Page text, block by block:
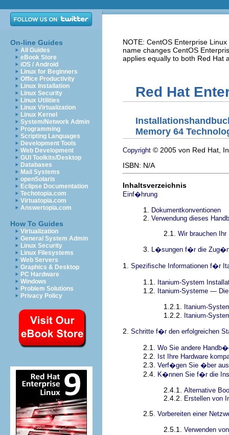
On-line Guides
All Guides
eBook Store
iOS / Android
Linux for Beginners
Office Productivity
Linux Installation
Linux Security
Linux Utilities
Linux Virtualization
Linux Kernel
System/Network Admin
Programming
Scripting Languages
Development Tools
Web Development
GUI Toolkits/Desktop
Databases
Mail Systems
openSolaris
Eclipse Documentation
Techotopia.com
Virtuatopia.com
Answertopia.com
How To Guides
Virtualization
General System Admin
Linux Security
Linux Filesystems
Web Servers
Graphics & Desktop
PC Hardware
Windows
Problem Solutions
Privacy Policy
NOTE: CentOS Enterprise
name changes CentOS
applies equally to both Red Hat
Red Hat
Memory 64
Copyright © 2005 von Red Hat,
ISBN: N/A
Inhaltsverzeichnis
Einf�hrung
1. Dokumentkonventionen
2. Verwendung dieses
2.1. Wir brauchen Ihr
3. L�sungen f�r die
1. Spezifische Informationen f�r
1.1. Itanium-System
1.2. Itanium-Systeme —
1.2.1. Itanium-
1.2.2. Itanium-
2. Schritte f�r den erfolgreichen
2.1. Wo Sie andere
2.2. Ist Ihre Hardware
2.3. Verf�gen Sie �ber
2.4. K�nnen Sie f�r die
2.4.1. Alternative
2.4.2. Erstellen von
2.5. Vorbereiten einer
2.5.1. Verwenden